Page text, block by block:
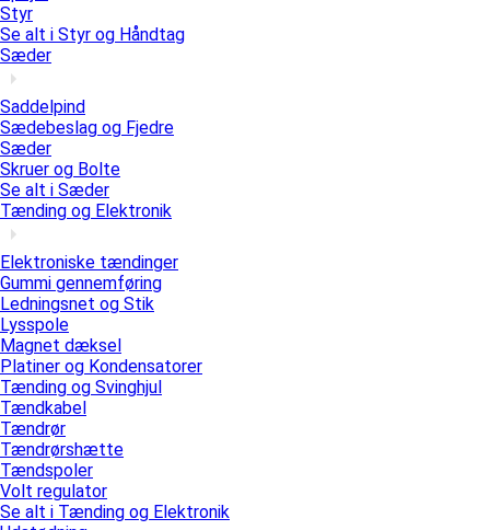
Styr
Se alt i Styr og Håndtag
Sæder
Saddelpind
Sædebeslag og Fjedre
Sæder
Skruer og Bolte
Se alt i Sæder
Tænding og Elektronik
Elektroniske tændinger
Gummi gennemføring
Ledningsnet og Stik
Lysspole
Magnet dæksel
Platiner og Kondensatorer
Tænding og Svinghjul
Tændkabel
Tændrør
Tændrørshætte
Tændspoler
Volt regulator
Se alt i Tænding og Elektronik